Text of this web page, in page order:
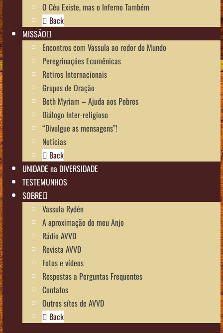
O Céu Existe, mas o Inferno Também
Back
MISSÃO
Encontros com Vassula ao redor do Mundo
Peregrinações Ecumênicas
Retiros Internacionais
Grupos de Oração
Beth Myriam – Ajuda aos Pobres
Diálogo Inter-religioso
“Divulgue as mensagens”!
Notícias
Back
UNIDADE na DIVERSIDADE
TESTEMUNHOS
SOBRE
Vassula Rydén
A aproximação do meu Anjo
Rádio AVVD
Revista AVVD
Fotos e vídeos
Respostas a Perguntas Frequentes
Contatos
Outros sítes de AVVD
Back